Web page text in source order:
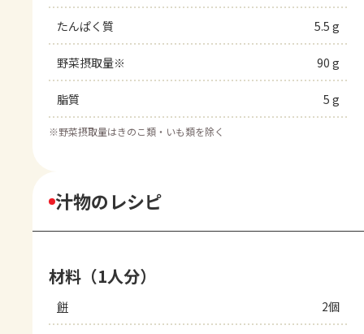
たんぱく質 5.5 g
野菜摂取量※ 90 g
脂質 5 g
※野菜摂取量はきのこ類・いも類を除く
汁物のレシピ
材料（1人分）
餅 2個